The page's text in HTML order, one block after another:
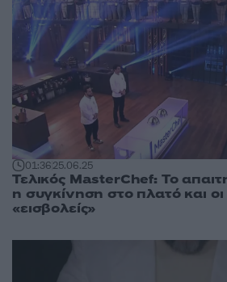
01:3625.06.25
Τελικός MasterChef: Το
η συγκίνηση στο πλατό και οι
«εισβολείς»